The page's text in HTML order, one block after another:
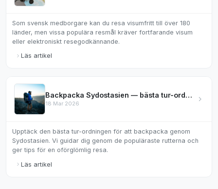
Som svensk medborgare kan du resa visumfritt till över 180
länder, men vissa populära resmål kräver fortfarande visum
eller elektroniskt resegodkännande.
Läs artikel
Backpacka Sydostasien — bästa tur-ordningen
18 Mar 2026
Upptäck den bästa tur-ordningen för att backpacka genom
Sydostasien. Vi guidar dig genom de populäraste rutterna och
ger tips för en oförglömlig resa.
Läs artikel